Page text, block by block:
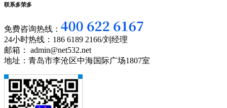
联系多荣多
免费咨询热线：
24小时热线：186 6189 2166/刘经理
邮箱： admin@net532.net
地址：青岛市李沧区中海国际广场1807室